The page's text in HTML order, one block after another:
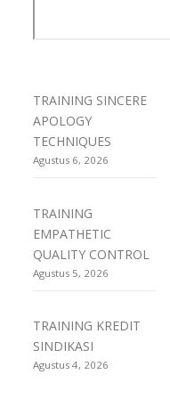
TRAINING SINCERE
APOLOGY
TECHNIQUES
Agustus 6, 2026
TRAINING
EMPATHETIC
QUALITY CONTROL
Agustus 5, 2026
TRAINING KREDIT
SINDIKASI
Agustus 4, 2026